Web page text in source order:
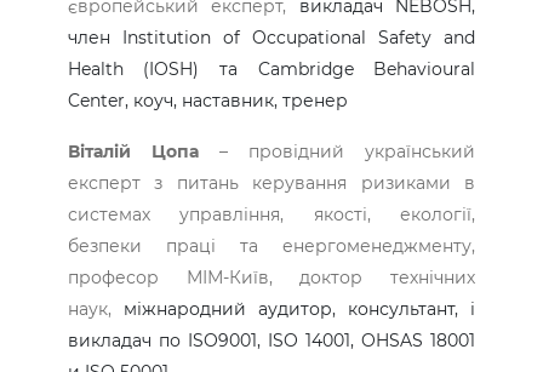
європейський експерт, викладач NEBOSH,
член Institution of Occupational Safety and
Health (IOSH) та Cambridge Behavioural
Center, коуч, наставник, тренер
Віталій Цопа – провідний український
експерт з питань керування ризиками в
системах управління, якості, екології,
безпеки праці та енергоменеджменту,
професор МІМ-Київ, доктор технічних
наук, міжнародний аудитор, консультант, і
викладач по ISO9001, ISO 14001, OHSAS 18001